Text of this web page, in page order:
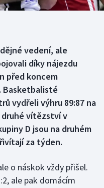
vedení, ale
díky nájezdu
před koncem
Basketbalisté
vydřeli výhru 89:87 na
druhé vítězství v
D jsou na druhém
za týden.
o náskok vždy přišel.
ale pak domácím